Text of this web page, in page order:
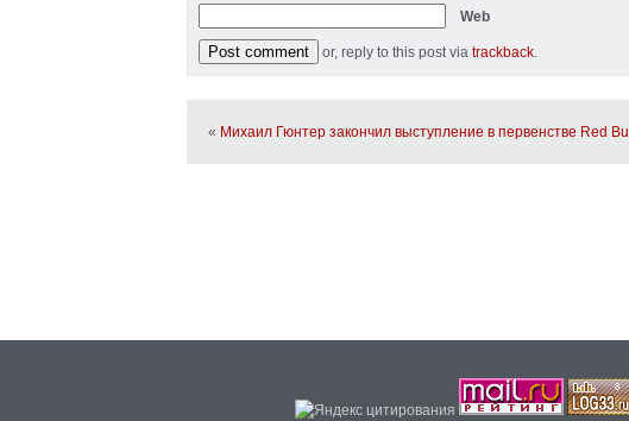
Web
or, reply to this post via trackback.
« Михаил Гюнтер закончил выступление в первенстве Red Bull